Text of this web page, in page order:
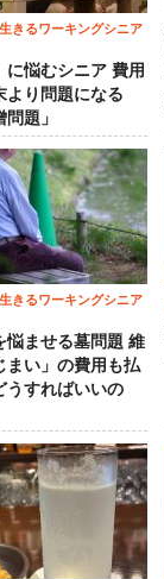
きるワーキングシニア
に悩むシニア 費用
より問題になる
問題」
きるワーキングシニア
悩ませる墓問題 維
まい」の費用も払
うすればいいの